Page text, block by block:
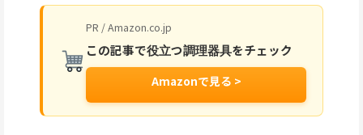
PR / Amazon.co.jp
この記事で役立つ調理器具をチェック
Amazonで見る >